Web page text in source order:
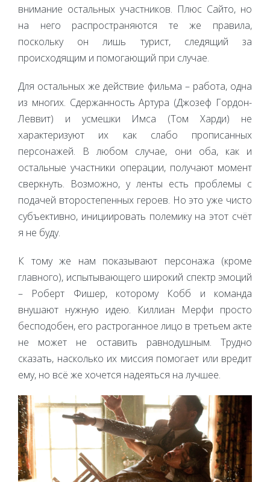
внимание остальных участников. Плюс Сайто, но
на него распространяются те же правила,
поскольку он лишь турист, следящий за
происходящим и помогающий при случае.
Для остальных же действие фильма – работа, одна
из многих. Сдержанность Артура (Джозеф Гордон-
Леввит) и усмешки Имса (Том Харди) не
характеризуют их как слабо прописанных
персонажей. В любом случае, они оба, как и
остальные участники операции, получают момент
сверкнуть. Возможно, у ленты есть проблемы с
подачей второстепенных героев. Но это уже чисто
субъективно, инициировать полемику на этот счёт
я не буду.
К тому же нам показывают персонажа (кроме
главного), испытывающего широкий спектр эмоций
– Роберт Фишер, которому Кобб и команда
внушают нужную идею. Киллиан Мерфи просто
бесподобен, его растроганное лицо в третьем акте
не может не оставить равнодушным. Трудно
сказать, насколько их миссия помогает или вредит
ему, но всё же хочется надеяться на лучшее.